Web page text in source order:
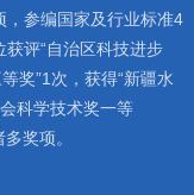
，参编国家及行业标准4
评“自治区科技进步
奖”1次，获得“新疆水
科学技术奖一等
奖项。